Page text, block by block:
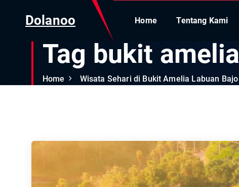
Dolanoo Home Tentang Kami
Tag bukit amelia
Home Wisata Sehari di Bukit Amelia Labuan Bajo